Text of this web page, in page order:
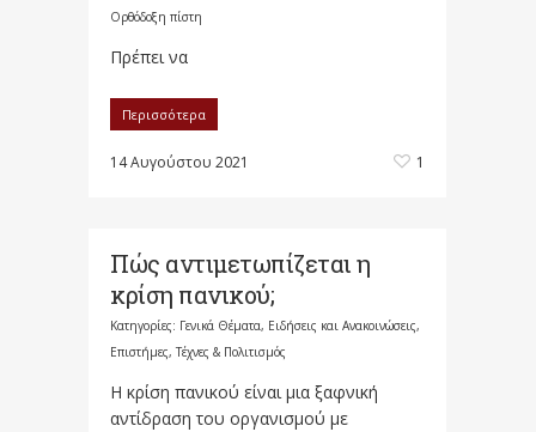
Ορθόδοξη πίστη
Πρέπει να
Περισσότερα
14 Αυγούστου 2021 1
Πώς αντιμετωπίζεται η
κρίση πανικού;
Κατηγορίες: Γενικά Θέματα, Ειδήσεις και Ανακοινώσεις,
Επιστήμες, Τέχνες & Πολιτισμός
Η κρίση πανικού είναι μια ξαφνική
αντίδραση του οργανισμού με